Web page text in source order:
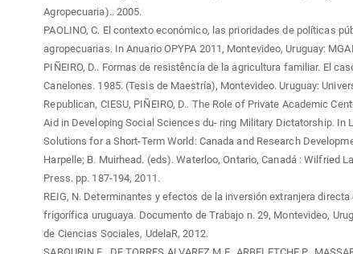
Agropecuaria).. 2005.
PAOLINO, C. El contexto económico, las prioridades de políticas
agropecuarias. In Anuario OPYPA 2011, Montevideo, Uruguay:
PIÑEIRO, D.. Formas de resistência de la agricultura familiar. El
Canelones. 1985. (Tesis de Maestría), Montevideo. Uruguay:
Republican, CIESU, PIÑEIRO, D.. The Role of Private Academic
Aid in Developing Social Sciences du- ring Military Dictatorship. In
Solutions for a Short-Term World: Canada and Research
Harpelle; B. Muirhead. (eds). Waterloo, Ontario, Canadá : Wilfried
Press. pp. 187-194, 2011.
REIG, N. Determinantes y efectos de la inversión extranjera
frigorífica uruguaya. Documento de Trabajo n. 29, Montevideo,
de Ciencias Sociales, UdelaR, 2012.